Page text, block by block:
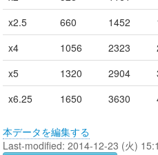
x2.5
660 1452
x4
1056 2323
x5
1320 2904
x6.25
1650 3630
本データを編集する
Last-modified: 2014-12-23 (火)